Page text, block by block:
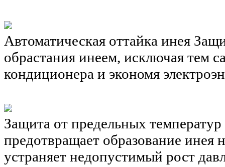
Автоматическая оттайка инея
обрастания инеем, исключая тем
кондиционера и экономя
Защита от предельных температур
предотвращает образование инея
устраняет недопустимый рост